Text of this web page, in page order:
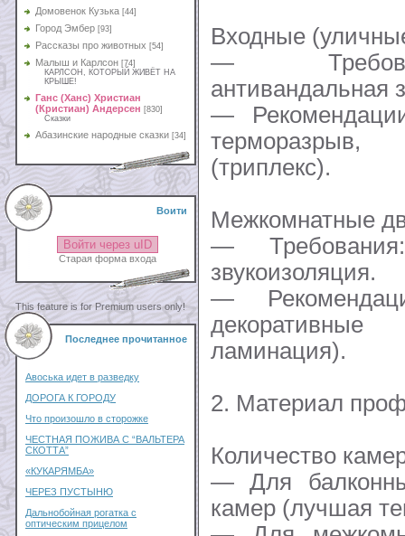
Домовенок Кузька [44]
Город Эмбер [93]
Рассказы про животных [54]
Малыш и Карлсон [74]
КАРЛСОН, КОТОРЫЙ ЖИВЁТ НА
КРЫШЕ!
Ганс (Ханс) Христиан
(Кристиан) Андерсен [830]
Сказки
Абазинские народные сказки [34]
Воити
Войти через uID
Старая форма входа
This feature is for Premium users only!
Последнее прочитанное
Авоська идет в разведку
ДОРОГА К ГОРОДУ
Что произошло в сторожке
ЧЕСТНАЯ ПОЖИВА С “ВАЛЬТЕРА
СКОТТА”
«КУКАРЯМБА»
ЧЕРЕЗ ПУСТЫНЮ
Дальнобойная рогатка с
оптическим прицелом
Входные
—
антивандальная
—
терморазрыв,
(триплекс).
Межкомнатные
— Требования:
звукоизоляция.
—
ламинация).
2. Материал
Количество
— Для
камер (лучшая